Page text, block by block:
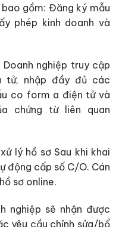
gồm: Đăng ký mẫu
phép kinh doanh và
nghiệp truy cập
tử, nhập đầy đủ các
co form a điện tử và
chứng từ liên quan
lý hồ sơ Sau khi khai
động cấp số C/O. Cán
sơ online.
nghiệp sẽ nhận được
yêu cầu chỉnh sửa/bổ